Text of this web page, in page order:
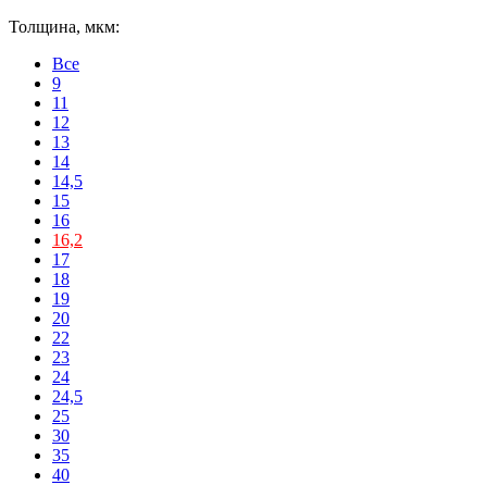
Толщина, мкм:
Все
9
11
12
13
14
14,5
15
16
16,2
17
18
19
20
22
23
24
24,5
25
30
35
40